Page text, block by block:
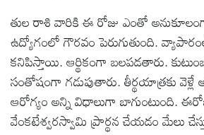
తుల రాశి వారికి ఈ రోజు ఎంతో
ఉద్యోగంలో గౌరవం పెరుగుతుంది.
కనిపిస్తాయి. ఆర్థికంగా బలపడతారు.
సంతోషంగా గడుపుతారు. తీర్థయాత్రకు
ఆరోగ్యం అన్ని విధాలుగా బాగుంటుంది.
వేంకటేశ్వరస్వామి ప్రార్థన చేయడం మేలు